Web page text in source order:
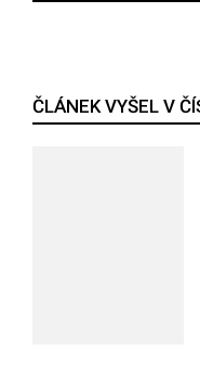
ČLÁNEK VYŠEL V